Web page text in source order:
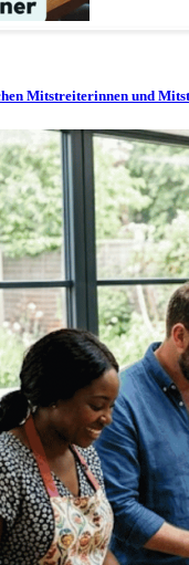
Mitstreiterinnen und